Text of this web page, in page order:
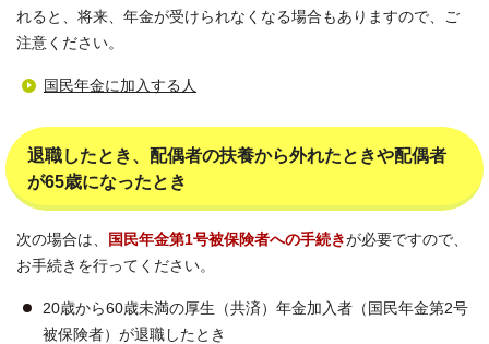
れると、将来、年金が受けられなくなる場合もありますので、ご
注意ください。
国民年金に加入する人
退職したとき、配偶者の扶養から外れたときや配偶者
が65歳になったとき
次の場合は、 国民年金第1号被保険者への手続きが必要ですので、
お手続きを行ってください。
20歳から60歳未満の厚生（共済）年金加入者（国民年金第2号
被保険者）が退職したとき